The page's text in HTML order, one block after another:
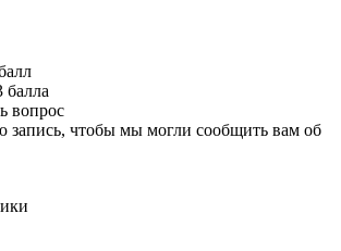
балла
вопрос
запись, чтобы мы могли сообщить вам об